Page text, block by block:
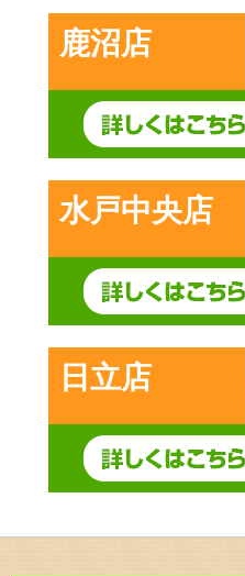
鹿沼店
水戸中央店
日立店